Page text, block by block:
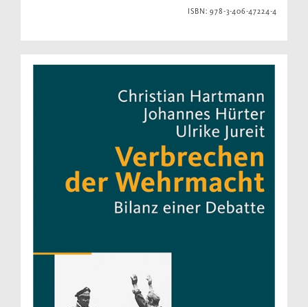
ISBN: 978-3-406-47224-4